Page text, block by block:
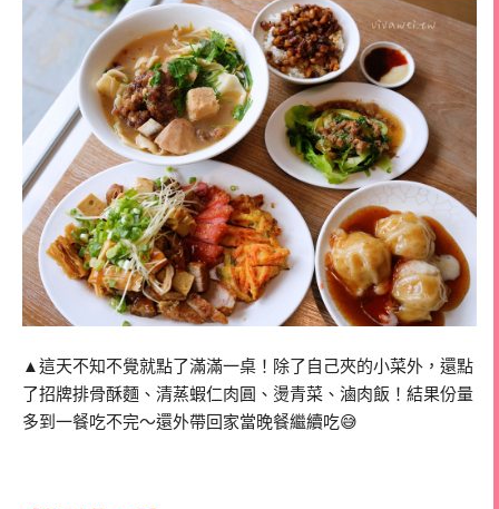
▲這天不知不覺就點了滿滿一桌！除了自己夾的小菜外，還點
了招牌排骨酥麵、清蒸蝦仁肉圓、燙青菜、滷肉飯！結果份量
多到一餐吃不完～還外帶回家當晚餐繼續吃😅